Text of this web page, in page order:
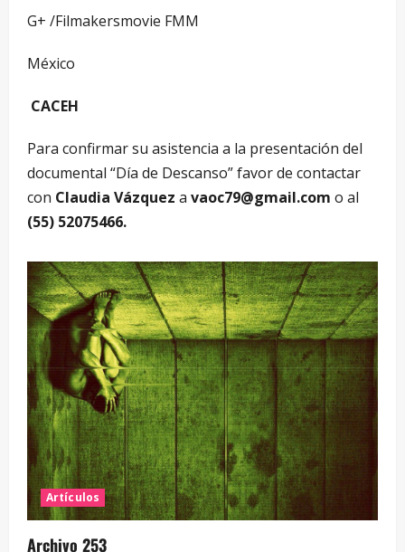
G+ /Filmakersmovie FMM
México
CACEH
Para confirmar su asistencia a la presentación del
documental “Día de Descanso” favor de contactar
con Claudia Vázquez a vaoc79@gmail.com o al
(55) 52075466.
Artículos
Archivo 253